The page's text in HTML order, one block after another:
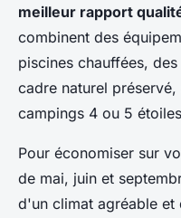
meilleur rapport
combinent des
piscines chauffées,
cadre naturel
campings 4 ou 5
Pour économiser sur
de mai, juin et
d'un climat agréable